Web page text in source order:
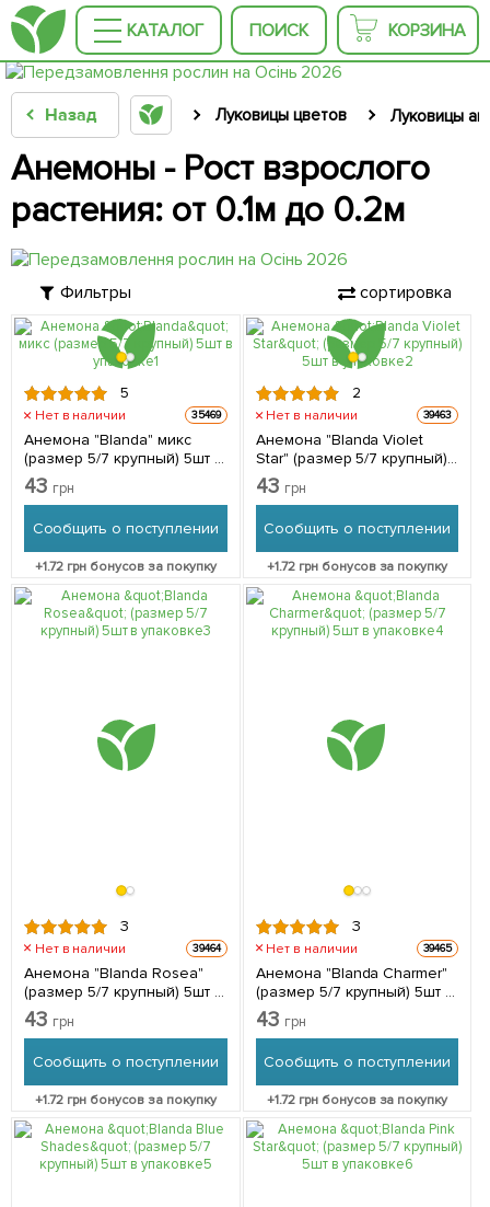
КАТАЛОГ ПОИСК КОРЗИНА
Назад Луковицы цветов Луковицы
Анемоны - Рост взрослого
растения: от 0.1м до 0.2м
Фильтры сортировка
5
Нет в наличии 35469
Анемона "Blanda" микс
(размер 5/7 крупный) 5шт в
упаковке
43 грн
Сообщить о поступлении
+1.72 грн бонусов за покупку
2
Нет в наличии 39463
Анемона "Blanda Violet
Star" (размер 5/7 крупный)
5шт в упаковке
43 грн
Сообщить о поступлении
+1.72грн бонусов за покупку
3
Нет в наличии 39464
Анемона "Blanda Rosea"
(размер 5/7 крупный) 5шт в
упаковке
43 грн
Сообщить о поступлении
+1.72 грн бонусов за покупку
3
Нет в наличии 39465
Анемона "Blanda Charmer"
(размер 5/7 крупный) 5шт в
упаковке
43 грн
Сообщить о поступлении
+1.72грн бонусов за покупку